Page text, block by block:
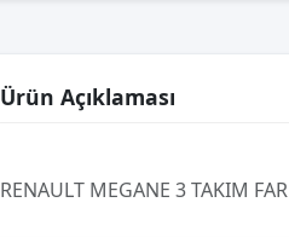
Ürün Açıklaması
RENAULT MEGANE 3 TAKIM FAR